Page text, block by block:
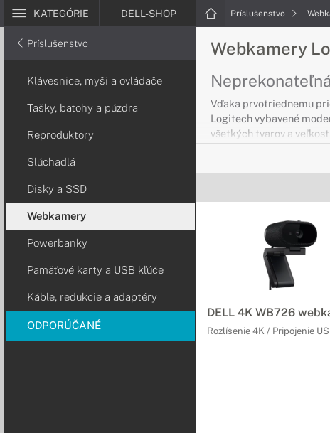
KATEGÓRIE DELL-SHOP Príslušenstvo
Príslušenstvo
Klávesnice, myši a ovládače
Tašky, batohy a púzdra
Reproduktory
Slúchadlá
Disky a SSD
Webkamery
Powerbanky
Pamäťové karty a USB kľúče
Káble, redukcie a adaptéry
ODPORÚČANÉ
Webkamery
Vďaka prvotriednemu
Logitech vybavené
všetkých tvarov a
DELL 4K WB726
Rozlíšenie 4K / Pripojenie